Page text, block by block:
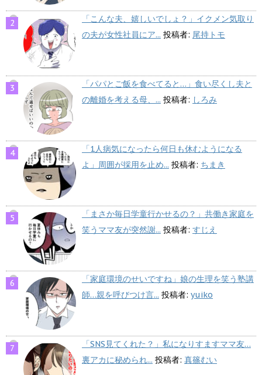
「こんな夫、嬉しいでしょ？」イクメン気取り
の夫が女性社員にア... 投稿者: 尾持トモ
「パパとご飯を食べてると…」食い尽くし夫と
の離婚を考える母、... 投稿者: しろみ
「1人病気になったら何日も休むようになる
よ」周囲が採用を止め... 投稿者: ちまき
「まさか毎日学童行かせるの？」共働き家庭を
笑うママ友が突然謝... 投稿者: すじえ
「家庭環境のせいですね」娘の生理を笑う塾講
師…親を呼びつけ言... 投稿者: yuiko
「SNS見てくれた？」私になりすますママ友…
裏アカに秘められ... 投稿者: 真篠むい